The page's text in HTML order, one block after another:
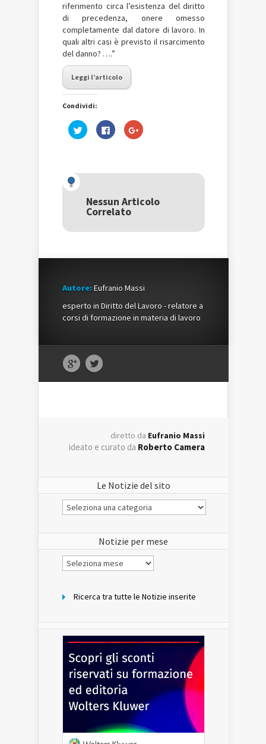
riferimento circa l’esistenza del diritto
di precedenza, onere omesso
completamente dal datore di lavoro. In
quali altri casi è previsto il risarcimento
del danno? ….”
Leggi l’articolo
Condividi:
Fai
clic
una
nuova
finestra)
Fai
clic
nuova
finestra)
Fai
clic
una
nuova
Nessun Articolo
Correlato
Autore:Eufranio Massi
esperto in Diritto del Lavoro - relatore a
corsi di formazione in materia di lavoro
diretto da Eufranio Massi
ideato e curato da Roberto Camera
Le Notizie del sito
Le
Notizie
Notizie per mese
Notizie
per
Ricerca tra tutte le Notizie inserite